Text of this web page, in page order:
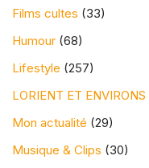
Films cultes (33)
Humour (68)
Lifestyle (257)
LORIENT ET ENVIRONS
Mon actualité (29)
Musique & Clips (30)